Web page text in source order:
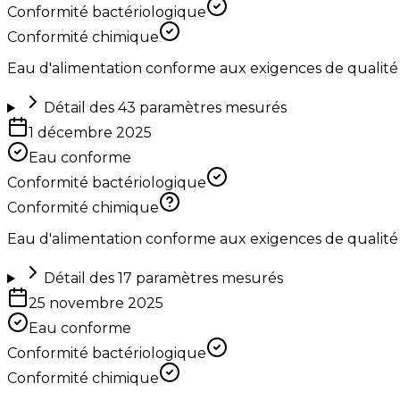
Conformité bactériologique
Conformité chimique
Eau d'alimentation conforme aux exigences de
Détail des 43 paramètres mesurés
1 décembre 2025
Eau conforme
Conformité bactériologique
Conformité chimique
Eau d'alimentation conforme aux exigences de
Détail des 17 paramètres mesurés
25 novembre 2025
Eau conforme
Conformité bactériologique
Conformité chimique